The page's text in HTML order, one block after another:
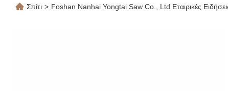
Σπίτι > Foshan Nanhai Yongtai Saw Co., Ltd Εταιρικές